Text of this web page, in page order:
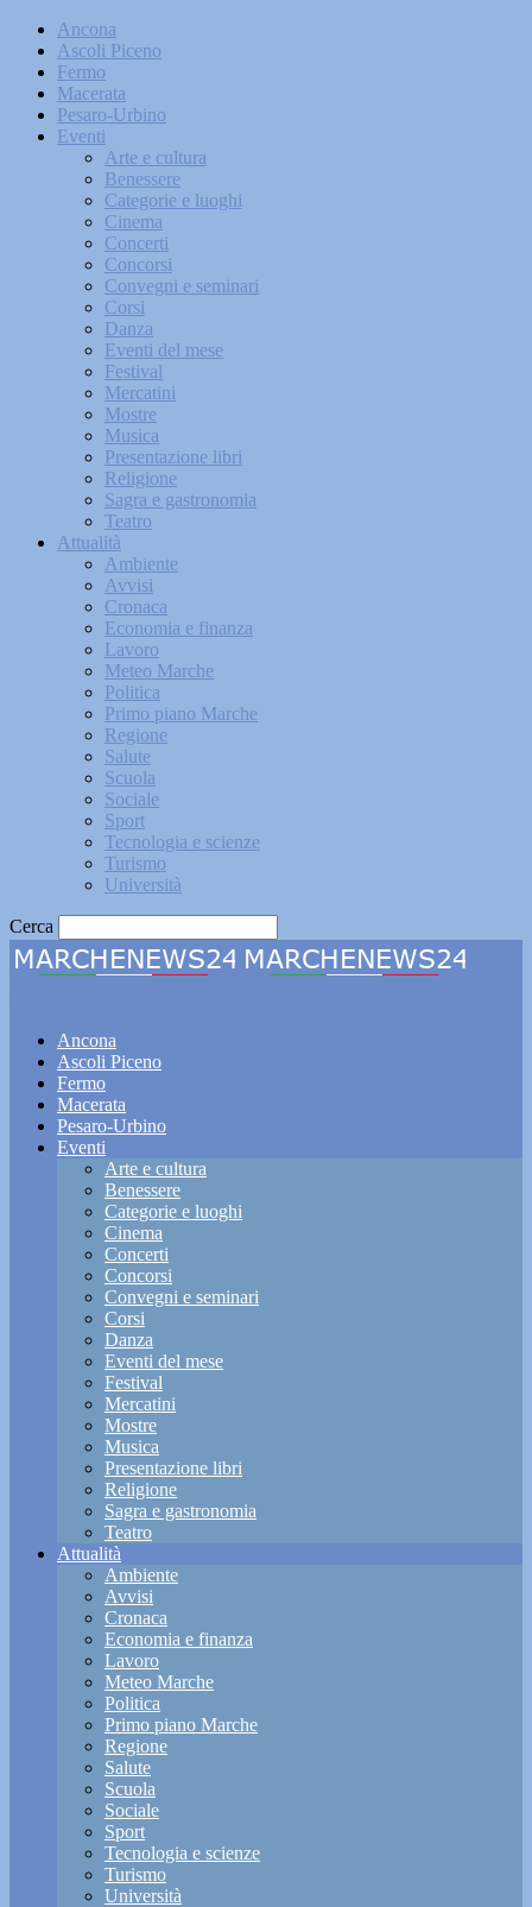
Ancona
Ascoli Piceno
Fermo
Macerata
Pesaro-Urbino
Eventi
Arte e cultura
Benessere
Categorie e luoghi
Cinema
Concerti
Concorsi
Convegni e seminari
Corsi
Danza
Eventi del mese
Festival
Mercatini
Mostre
Musica
Presentazione libri
Religione
Sagra e gastronomia
Teatro
Attualità
Ambiente
Avvisi
Cronaca
Economia e finanza
Lavoro
Meteo Marche
Politica
Primo piano Marche
Regione
Salute
Scuola
Sociale
Sport
Tecnologia e scienze
Turismo
Università
Cerca
Ancona
Ascoli Piceno
Fermo
Macerata
Pesaro-Urbino
Eventi
Arte e cultura
Benessere
Categorie e luoghi
Cinema
Concerti
Concorsi
Convegni e seminari
Corsi
Danza
Eventi del mese
Festival
Mercatini
Mostre
Musica
Presentazione libri
Religione
Sagra e gastronomia
Teatro
Attualità
Ambiente
Avvisi
Cronaca
Economia e finanza
Lavoro
Meteo Marche
Politica
Primo piano Marche
Regione
Salute
Scuola
Sociale
Sport
Tecnologia e scienze
Turismo
Università